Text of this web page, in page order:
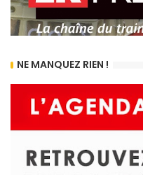
NE MANQUEZ RIEN !